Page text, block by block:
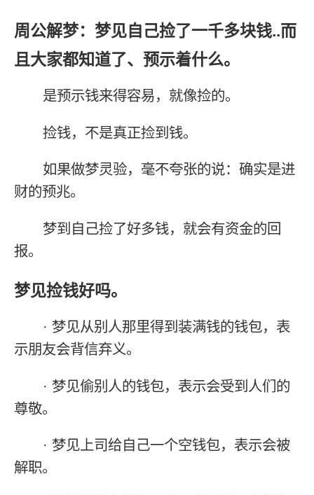
周公解梦：梦见自己捡了一千多块钱..而
且大家都知道了、预示着什么。
是预示钱来得容易，就像捡的。
捡钱，不是真正捡到钱。
如果做梦灵验，毫不夸张的说：确实是进
财的预兆。
梦到自己捡了好多钱，就会有资金的回
报。
梦见捡钱好吗。
· 梦见从别人那里得到装满钱的钱包，表
示朋友会背信弃义。
· 梦见偷别人的钱包，表示会受到人们的
尊敬。
· 梦见上司给自己一个空钱包，表示会被
解职。